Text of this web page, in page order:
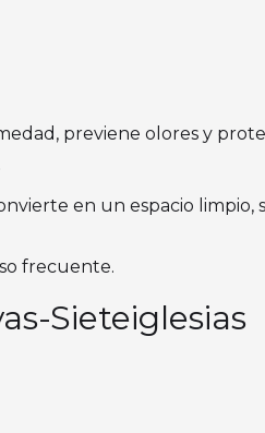
previene olores y
en un espacio limpio,
frecuente.
Sieteiglesias